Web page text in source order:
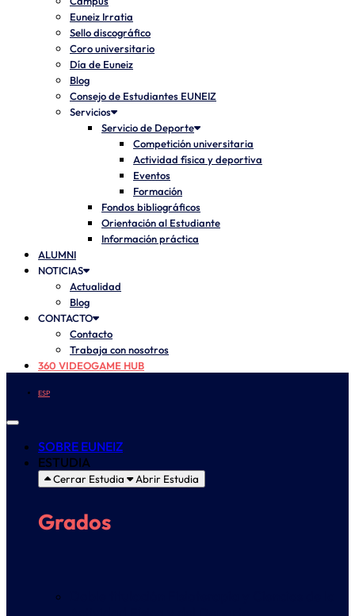
Euneiz Irratia
Sello discográfico
Coro universitario
Día de Euneiz
Blog
Consejo de Estudiantes EUNEIZ
Servicios
Servicio de Deporte
Competición universitaria
Actividad física y deportiva
Eventos
Formación
Fondos bibliográficos
Orientación al Estudiante
Información práctica
ALUMNI
NOTICIAS
Actualidad
Blog
CONTACTO
Contacto
Trabaja con nosotros
360 VIDEOGAME HUB
ESP
SOBRE EUNEIZ
ESTUDIA
Cerrar Estudia Abrir Estudia
Grados